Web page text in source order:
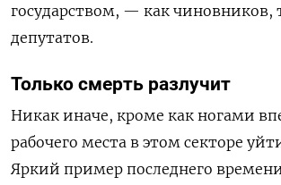
государством, — как чиновников,
депутатов.
Только смерть разлучит
Никак иначе, кроме как ногами
рабочего места в этом секторе
Яркий пример последнего